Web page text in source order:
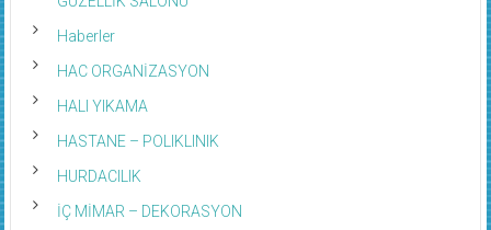
Haberler
HAC ORGANİZASYON
HALI YIKAMA
HASTANE – POLIKLINIK
HURDACILIK
İÇ MİMAR – DEKORASYON